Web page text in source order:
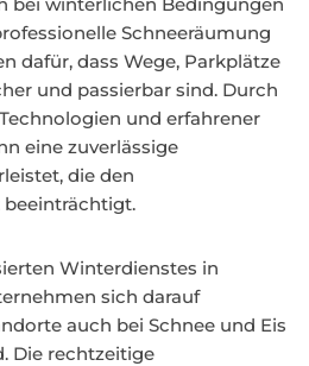
Schneeräumung
dafür, dass Wege, Parkplätze
und passierbar sind. Durch
und erfahrener
eine zuverlässige
die den
Winterdienstes in
sich darauf
auch bei Schnee und Eis
Die rechtzeitige